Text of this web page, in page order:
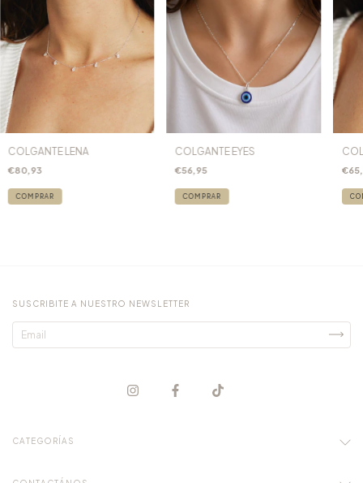
COLGANTE LENA
€80,93
COLGANTE EYES
€56,95
SUSCRIBITE A NUESTRO NEWSLETTER
CATEGORÍAS